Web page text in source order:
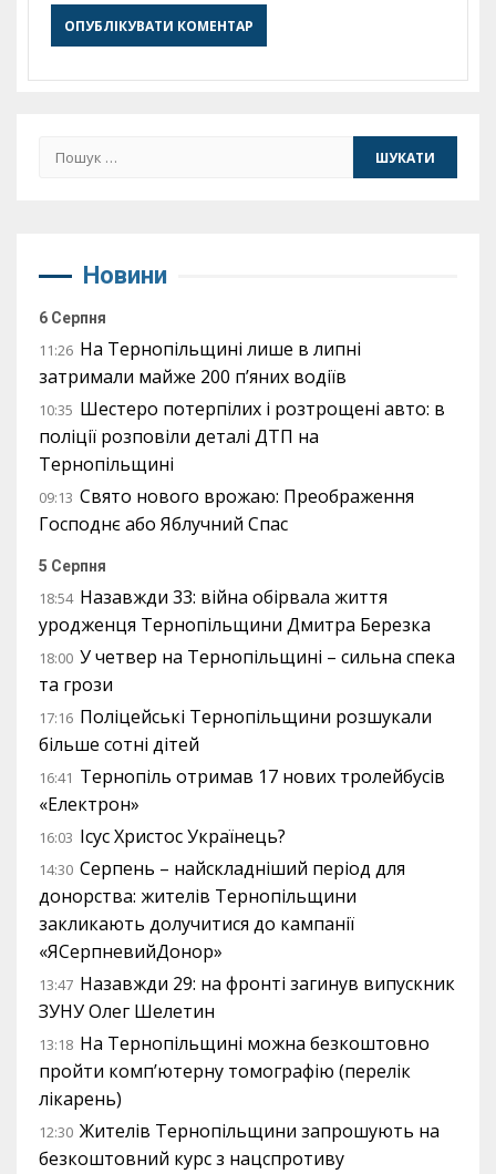
Пошук:
Новини
6 Серпня
11:26 На Тернопільщині лише в липні
затримали майже 200 п’яних водіїв
10:35 Шестеро потерпілих і розтрощені авто: в
поліції розповіли деталі ДТП на
Тернопільщині
09:13 Свято нового врожаю: Преображення
Господнє або Яблучний Спас
5 Серпня
18:54 Назавжди 33: війна обірвала життя
уродженця Тернопільщини Дмитра Березка
18:00 У четвер на Тернопільщині – сильна спека
та грози
17:16 Поліцейські Тернопільщини розшукали
більше сотні дітей
16:41 Тернопіль отримав 17 нових тролейбусів
«Електрон»
16:03 Ісус Христос Українець?
14:30 Серпень – найскладніший період для
донорства: жителів Тернопільщини
закликають долучитися до кампанії
«ЯСерпневийДонор»
13:47 Назавжди 29: на фронті загинув випускник
ЗУНУ Олег Шелетин
13:18 На Тернопільщині можна безкоштовно
пройти комп’ютерну томографію (перелік
лікарень)
12:30 Жителів Тернопільщини запрошують на
безкоштовний курс з нацспротиву